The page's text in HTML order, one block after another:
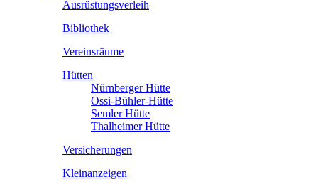
Ausrüstungsverleih
Bibliothek
Vereinsräume
Hütten
Nürnberger Hütte
Ossi-Bühler-Hütte
Semler Hütte
Thalheimer Hütte
Versicherungen
Kleinanzeigen